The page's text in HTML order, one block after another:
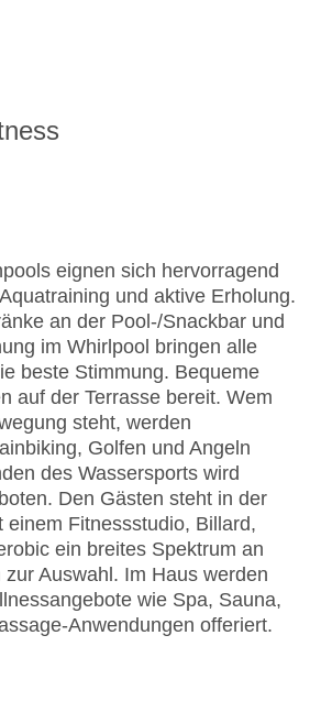
eignen sich hervorragend
und aktive Erholung.
an der Pool-/Snackbar und
im Whirlpool bringen alle
beste Stimmung. Bequeme
auf der Terrasse bereit. Wem
steht, werden
Golfen und Angeln
des Wassersports wird
Den Gästen steht in der
einem Fitnessstudio, Billard,
ein breites Spektrum an
Auswahl. Im Haus werden
wie Spa, Sauna,
Anwendungen offeriert.